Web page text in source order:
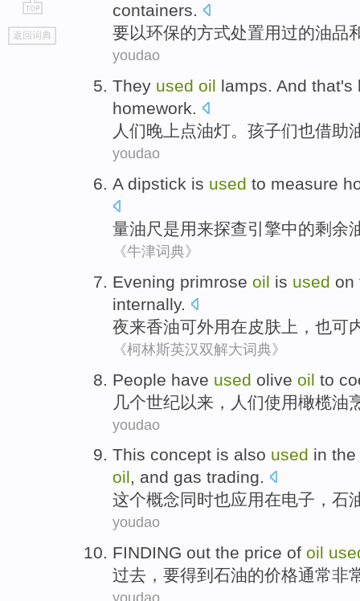
go
top
返回词典
containers.
要以环保的方式处置用过的油品
youdao
They used oil lamps. And
homework.
人们晚上点油灯。 孩子们也借助
youdao
A dipstick is used to measure
量油尺 是用来探查引擎中的剩余
《牛津词典》
Evening primrose oil is used on
internally.
夜来香油可外用在皮肤 上 ，也可
《柯林斯英汉双解大词典》
People have used olive oil to
几个世纪以来， 人们使用橄榄油
youdao
This concept is also used in the
oil, and gas trading.
这个概念同时也应用在电子 ， 石
youdao
FINDING out the price of oil
过去 ， 要得到 石油的价格通常非